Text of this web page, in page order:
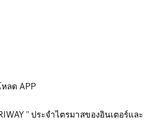
ลด APP
” ประจำไตรมาสของอินเตอร์และ